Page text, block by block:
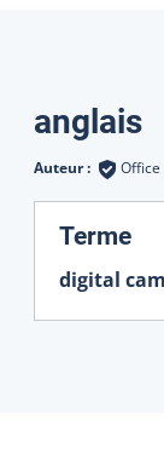
anglais
Auteur : Office
Terme:
digital